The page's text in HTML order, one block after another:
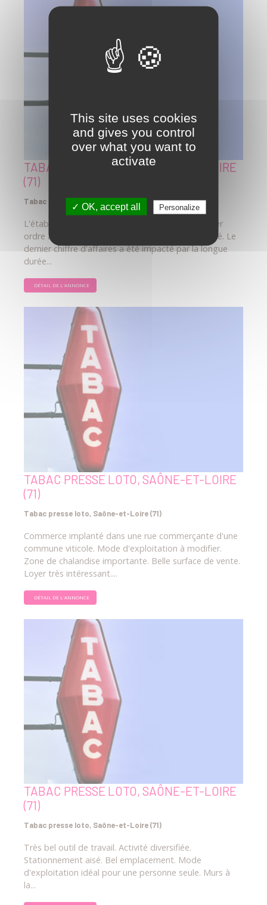
TABAC PRESSE LOTO, SAÔNE-ET-LOIRE
(71)
Tabac presse loto, Saône-et-Loire (71)
L'établissement dispose d'un emplacement de 1er
ordre avec de nombreux commerces de proximité. Le
dernier chiffre d'affaires a été impacté par la longue
durée...
DÉTAIL DE L'ANNONCE
TABAC PRESSE LOTO, SAÔNE-ET-LOIRE
(71)
Tabac presse loto, Saône-et-Loire (71)
Commerce implanté dans une rue commerçante d'une
commune viticole. Mode d'exploitation à modifier.
Zone de chalandise importante. Belle surface de vente.
Loyer très intéressant....
DÉTAIL DE L'ANNONCE
TABAC PRESSE LOTO, SAÔNE-ET-LOIRE
(71)
Tabac presse loto, Saône-et-Loire (71)
Très bel outil de travail. Activité diversifiée.
Stationnement aisé. Bel emplacement. Mode
d'exploitation idéal pour une personne seule. Murs à
la...
This site uses cookies
and gives you control
over what you want to
activate
✓ OK, accept all Personalize